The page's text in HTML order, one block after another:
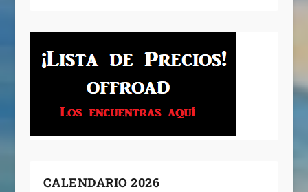
CALENDARIO 2026